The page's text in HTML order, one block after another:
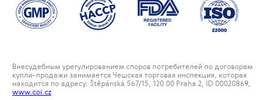
Внесудебным урегулированием споров потребителей по договорам
купли-продажи занимается Чешская торговая инспекция, которая
находится по адресу: Štěpánská 567/15, 120 00 Praha 2, ID 00020869,
www.coi.cz